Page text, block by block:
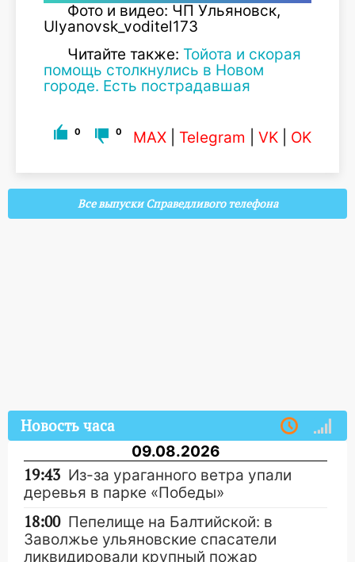
Фото и видео: ЧП Ульяновск,
Ulyanovsk_voditel173
Читайте также: Тойота и скорая
помощь столкнулись в Новом
городе. Есть пострадавшая
0 0 MAX Telegram VK OK
Все выпуски Справедливого телефона
Новость часа
09.08.2026
19:43 Из-за ураганного ветра упали
деревья в парке «Победы»
18:00 Пепелище на Балтийской: в
Заволжье ульяновские спасатели
ликвидировали крупный пожар